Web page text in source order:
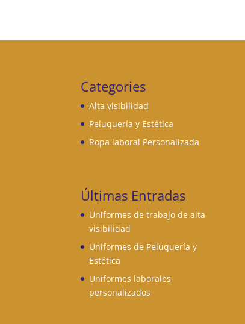
Categories
Alta visibilidad
Peluquería y Estética
Ropa laboral Personalizada
Últimas Entradas
Uniformes de trabajo de alta
visibilidad
Uniformes de Peluquería y
Estética
Uniformes laborales
personalizados